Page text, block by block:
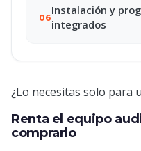
06
Instalación y
integrados
¿Lo necesitas solo para
Renta el equipo
comprarlo